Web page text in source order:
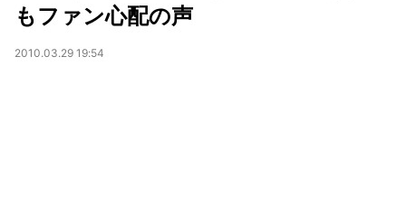
もファン心配の声
2010.03.29 19:54